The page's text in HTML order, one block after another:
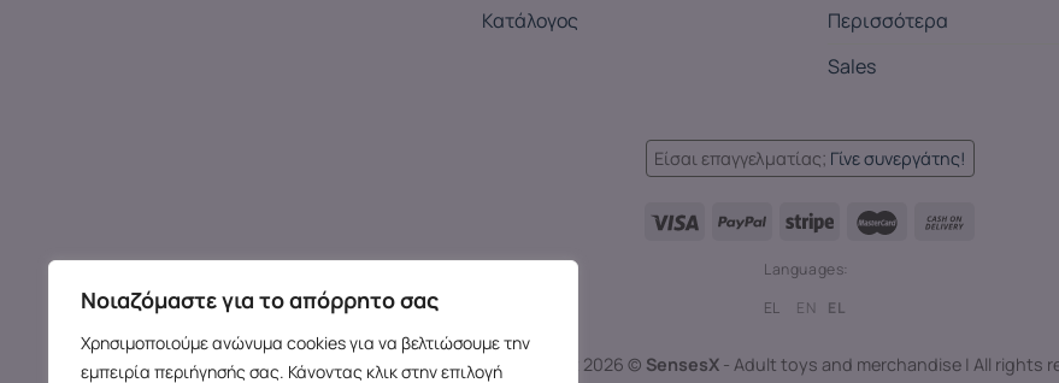
Νοιαζόμαστε για το απόρρητο σας
Χρησιμοποιούμε ανώνυμα cookies για να βελτιώσουμε την
εμπειρία περιήγησής σας. Κάνοντας κλικ στην επιλογή
Κατάλογος
Περισσότερα
Sales
Είσαι επαγγελματίας; Γίνε συνεργάτης!
Languages:
EL
EN EL
Copyright 2026 © SensesX - Adult toys and merchandise | All rights